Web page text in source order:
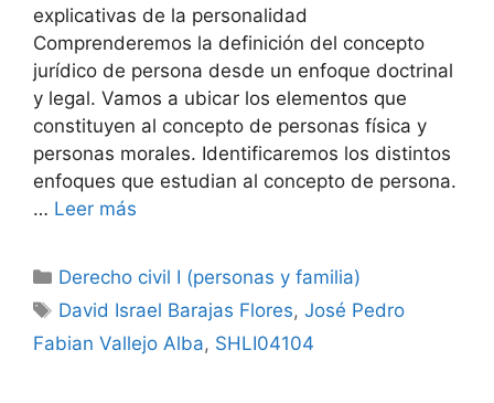
explicativas de la personalidad
Comprenderemos la definición del concepto
jurídico de persona desde un enfoque doctrinal
y legal. Vamos a ubicar los elementos que
constituyen al concepto de personas física y
personas morales. Identificaremos los distintos
enfoques que estudian al concepto de persona.
… Leer más
Categorías
Derecho civil I (personas y familia)
Etiquetas
David Israel Barajas Flores,José Pedro
Fabian Vallejo Alba, SHLI04104